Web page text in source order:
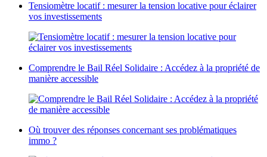
Tensiomètre locatif : mesurer la tension locative pour éclairer
vos investissements
Comprendre le Bail Réel Solidaire : Accédez à la propriété de
manière accessible
Où trouver des réponses concernant ses problématiques
immo ?